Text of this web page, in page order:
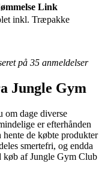
Link
inkl. Træpakke
på 35 anmeldelser
Jungle Gym
om dage diverse
er efterhånden
de købte produkter
smertefri, og endda
køb af Jungle Gym Club